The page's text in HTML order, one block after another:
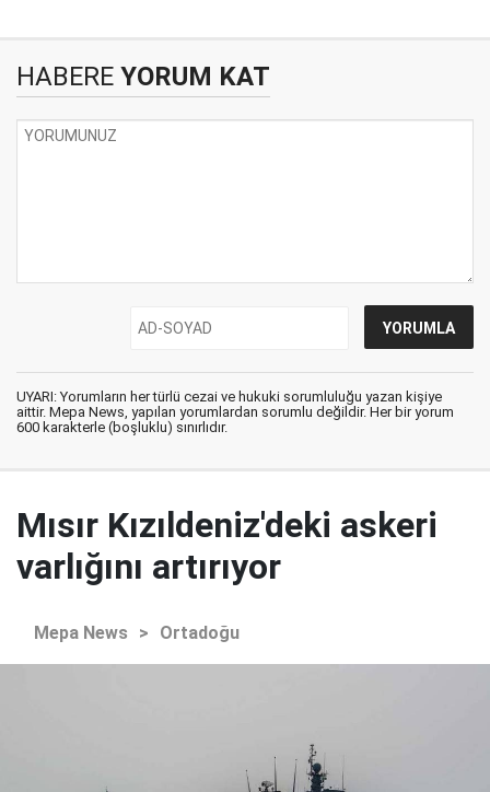
HABERE YORUM KAT
UYARI: Yorumların her türlü cezai ve hukuki sorumluluğu yazan kişiye
aittir. Mepa News, yapılan yorumlardan sorumlu değildir. Her bir yorum
600 karakterle (boşluklu) sınırlıdır.
Mısır Kızıldeniz'deki askeri
varlığını artırıyor
Mepa News > Ortadoğu